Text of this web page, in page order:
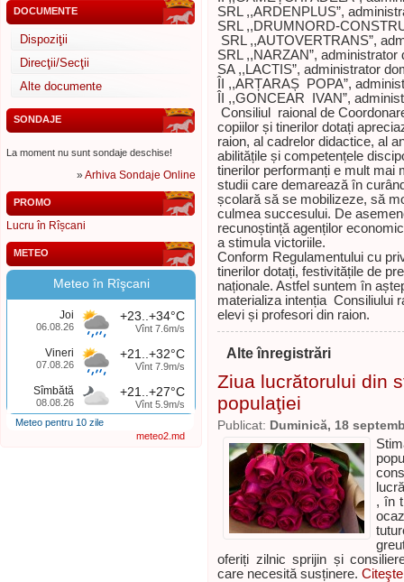
DOCUMENTE
Dispoziţii
Direcţii/Secţii
Alte documente
SONDAJE
La moment nu sunt sondaje deschise!
»Arhiva Sondaje Online
PROMO
Lucru în Rîșcani
METEO
Meteo în Rîşcani
Joi
06.08.26
+23..+34°C
Vînt 7.6m/s
Vineri
07.08.26
+21..+32°C
Vînt 7.9m/s
Sîmbătă
08.08.26
+21..+27°C
Vînt 5.9m/s
Meteo pentru 10 zile
meteo2.md
SRL ,,ARDENPLUS”,
SRL ,,DRUMNORD-
SRL ,,AUTOVERTRANS”,
SRL ,,NARZAN”, administrator
SA ,,LACTIS”, administrator
ÎI ,,ARȚARAȘ POPA”,
ÎI ,,GONCEAR IVAN”,
Consiliul raional de
copiilor și tinerilor dotați
raion, al cadrelor didactice, al
abilitățile și competențele
tinerilor performanți e mult mai
studii care demarează în
școlară să se mobilizeze, să
culmea succesului. De
recunoștință agenților
a stimula victoriile.
Conform Regulamentului cu
tinerilor dotați, festivitățile de
naționale. Astfel suntem în
materializa intenția Consiliului
elevi și profesori din raion.
Alte înregistrări
Ziua lucrătorului din
populaţiei
Publicat: Duminică, 18
, în
oferiți zilnic sprijin și
care necesită susținere.